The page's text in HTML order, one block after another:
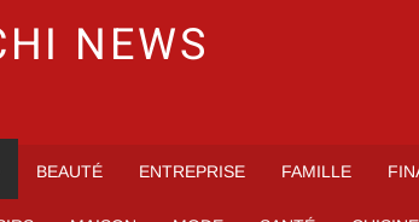
NEWS
BEAUTÉ ENTREPRISE FAMILLE